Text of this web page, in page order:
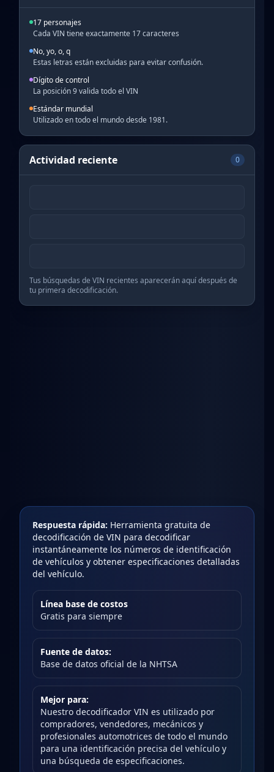
17 personajes
Cada VIN tiene exactamente 17 caracteres
No, yo, o, q
Estas letras están excluidas para evitar confusión.
Dígito de control
La posición 9 valida todo el VIN
Estándar mundial
Utilizado en todo el mundo desde 1981.
Actividad reciente 0
Tus búsquedas de VIN recientes aparecerán aquí después de
tu primera decodificación.
Respuesta rápida: Herramienta gratuita de
decodificación de VIN para decodificar
instantáneamente los números de identificación
de vehículos y obtener especificaciones detalladas
del vehículo.
Línea base de costos
Gratis para siempre
Fuente de datos:
Base de datos oficial de la NHTSA
Mejor para:
Nuestro decodificador VIN es utilizado por
compradores, vendedores, mecánicos y
profesionales automotrices de todo el mundo
para una identificación precisa del vehículo y
una búsqueda de especificaciones.